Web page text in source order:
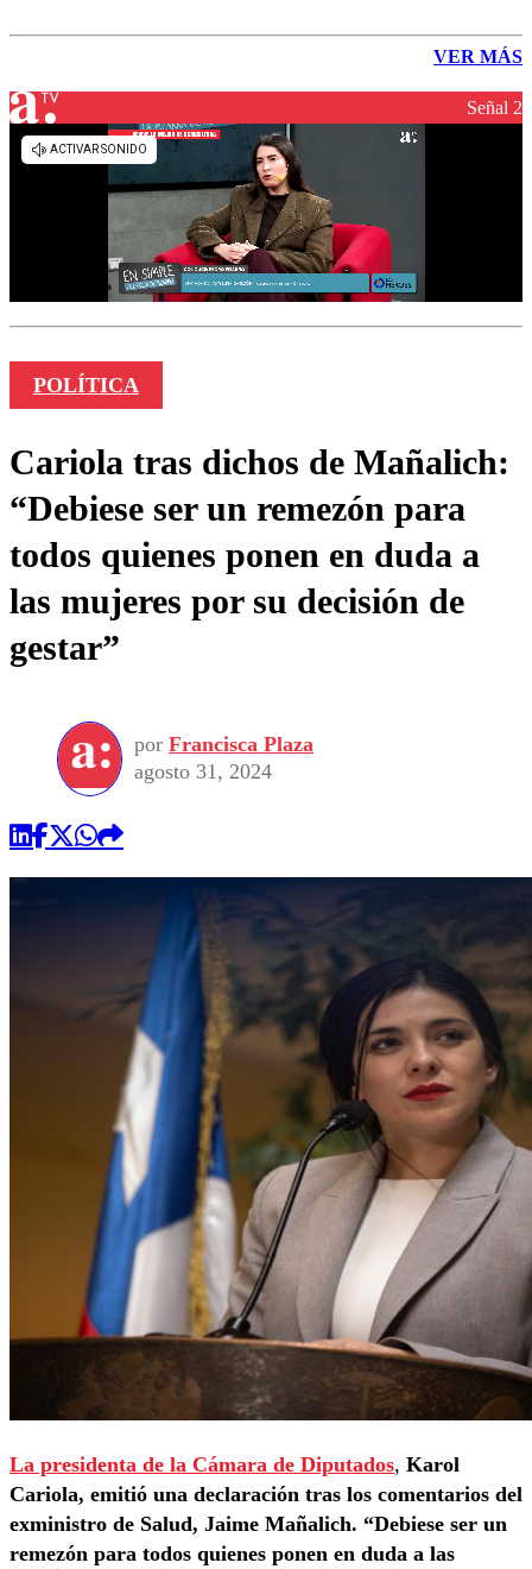
VER MÁS
Señal 2
POLÍTICA
Cariola tras dichos de Mañalich:
“Debiese ser un remezón para
todos quienes ponen en duda a
las mujeres por su decisión de
gestar”
por Francisca Plaza
agosto 31, 2024
La presidenta de la Cámara de Diputados, Karol
Cariola, emitió una declaración tras los comentarios del
exministro de Salud, Jaime Mañalich. “Debiese ser un
remezón para todos quienes ponen en duda a las